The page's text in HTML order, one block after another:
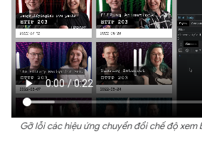
Gỡ lỗi các hiệu ứng chuyển đổi chế độ xem